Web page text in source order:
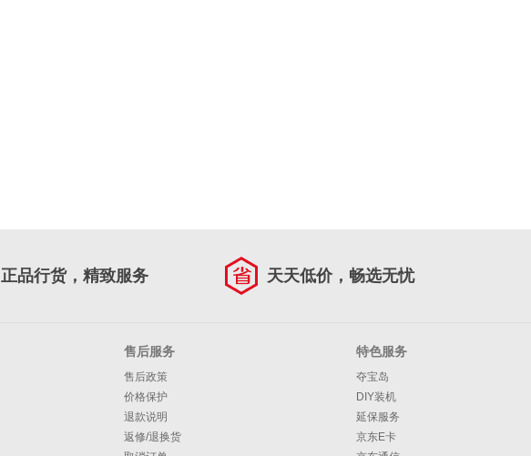
正品行货，精致服务 天天低价，畅选无忧
售后服务
售后政策
价格保护
退款说明
返修/退换货
特色服务
夺宝岛
DIY装机
延保服务
京东E卡